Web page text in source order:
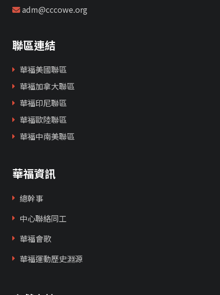
adm@cccowe.org
聯區連結
華福美國聯區
華福加拿大聯區
華福印尼聯區
華福歐陸聯區
華福中南美聯區
華福資訊
總幹事
中心聯絡同工
華福會歌
華福運動歷史淵源